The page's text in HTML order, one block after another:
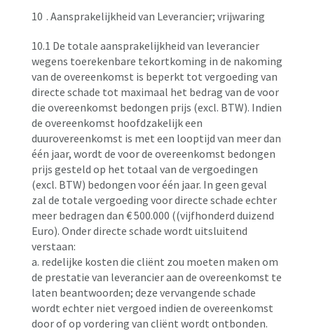
10 . Aansprakelijkheid van Leverancier; vrijwaring
10.1 De totale aansprakelijkheid van leverancier
wegens toerekenbare tekortkoming in de nakoming
van de overeenkomst is beperkt tot vergoeding van
directe schade tot maximaal het bedrag van de voor
die overeenkomst bedongen prijs (excl. BTW). Indien
de overeenkomst hoofdzakelijk een
duurovereenkomst is met een looptijd van meer dan
één jaar, wordt de voor de overeenkomst bedongen
prijs gesteld op het totaal van de vergoedingen
(excl. BTW) bedongen voor één jaar. In geen geval
zal de totale vergoeding voor directe schade echter
meer bedragen dan € 500.000 ((vijfhonderd duizend
Euro). Onder directe schade wordt uitsluitend
verstaan:
a. redelijke kosten die cliënt zou moeten maken om
de prestatie van leverancier aan de overeenkomst te
laten beantwoorden; deze vervangende schade
wordt echter niet vergoed indien de overeenkomst
door of op vordering van cliënt wordt ontbonden.